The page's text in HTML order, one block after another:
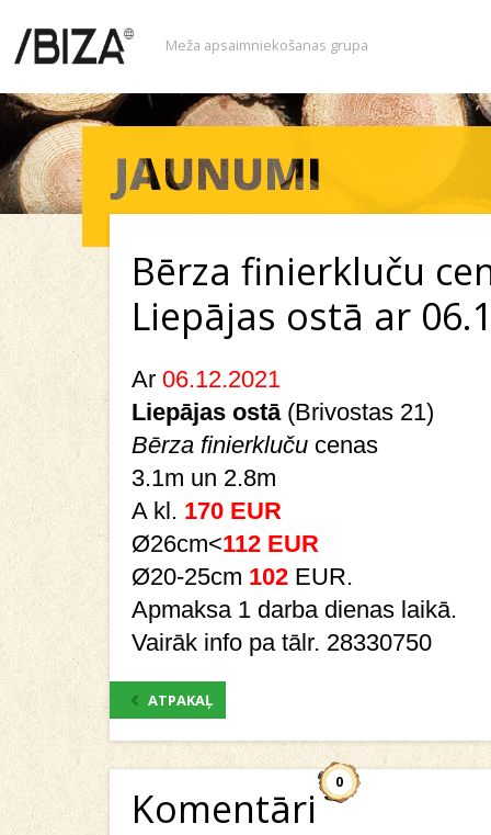
Meža apsaimniekošanas grupa
Bērza finierkluču
Liepājas ostā ar
Ar 06.12.2021
Liepājas ostā(Brivostas 21)
Bērza finierkluču cenas
3.1m un 2.8m
A kl. 170 EUR
Ø26cm<112 EUR
Ø20-25cm 102 EUR.
Apmaksa 1 darba dienas laikā.
Vairāk info pa tālr. 28330750
ATPAKAĻ
Komentāri
0